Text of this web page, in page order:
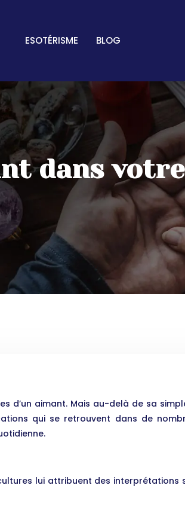
ESOTÉRISME BLOG
dans
d’un aimant. Mais au-delà de sa
qui se retrouvent dans de
lui attribuent des